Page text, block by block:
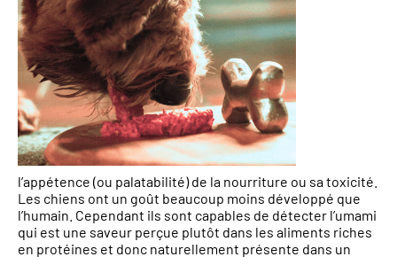
l’appétence (ou palatabilité) de la nourriture ou sa toxicité.
Les chiens ont un goût beaucoup moins développé que
l’humain. Cependant ils sont capables de détecter l’umami
qui est une saveur perçue plutôt dans les aliments riches
en protéines et donc naturellement présente dans un